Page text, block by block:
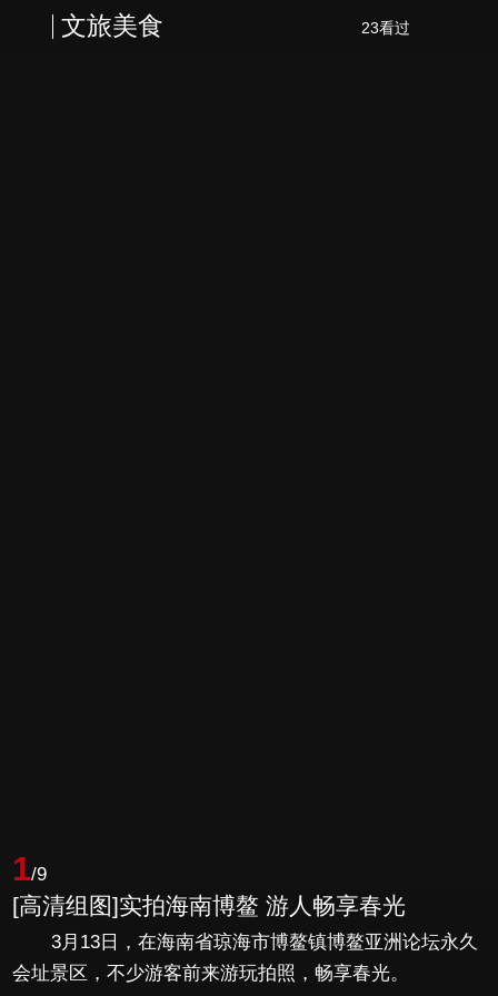
文旅美食 23看过
1/9
[高清组图]实拍海南博鳌 游人畅享春光
3月13日，在海南省琼海市博鳌镇博鳌亚洲论坛永久
会址景区，不少游客前来游玩拍照，畅享春光。